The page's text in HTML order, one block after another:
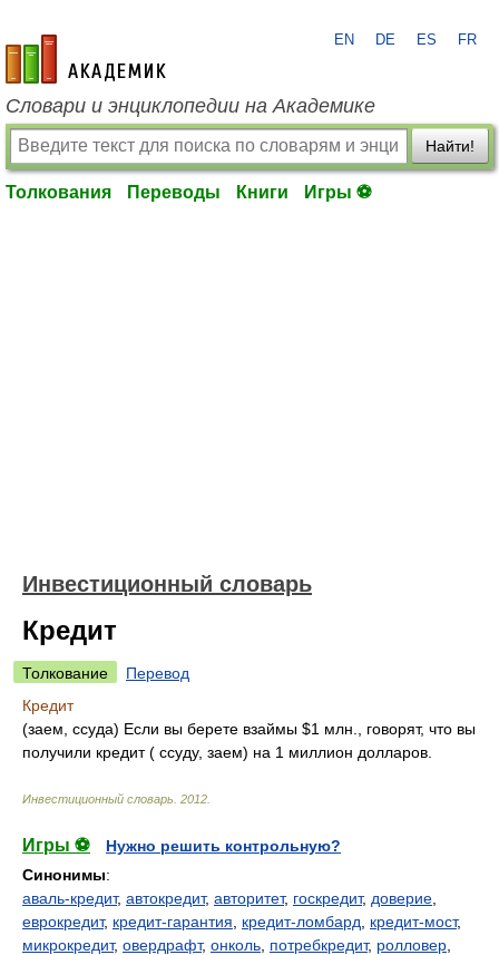
academic.ru
EN DE ES FR
Словари и энциклопедии на Академике
Найти!
Толкования Переводы Книги Игры ⚽
Инвестиционный словарь
Кредит
Толкование
Перевод
Кредит
(заем, ссуда) Если вы берете взаймы $1 млн., говорят, что вы
получили кредит ( ссуду, заем) на 1 миллион долларов.
Инвестиционный словарь 2012
Игры ⚽
Нужно решить контрольную?
Синонимы:
аваль-кредит, автокредит, авторитет, госкредит, доверие
еврокредит, кредит-гарантия кредит-ломбард кредит-мост,
микрокредит, овердрафт, онколь потребкредит, ролловер